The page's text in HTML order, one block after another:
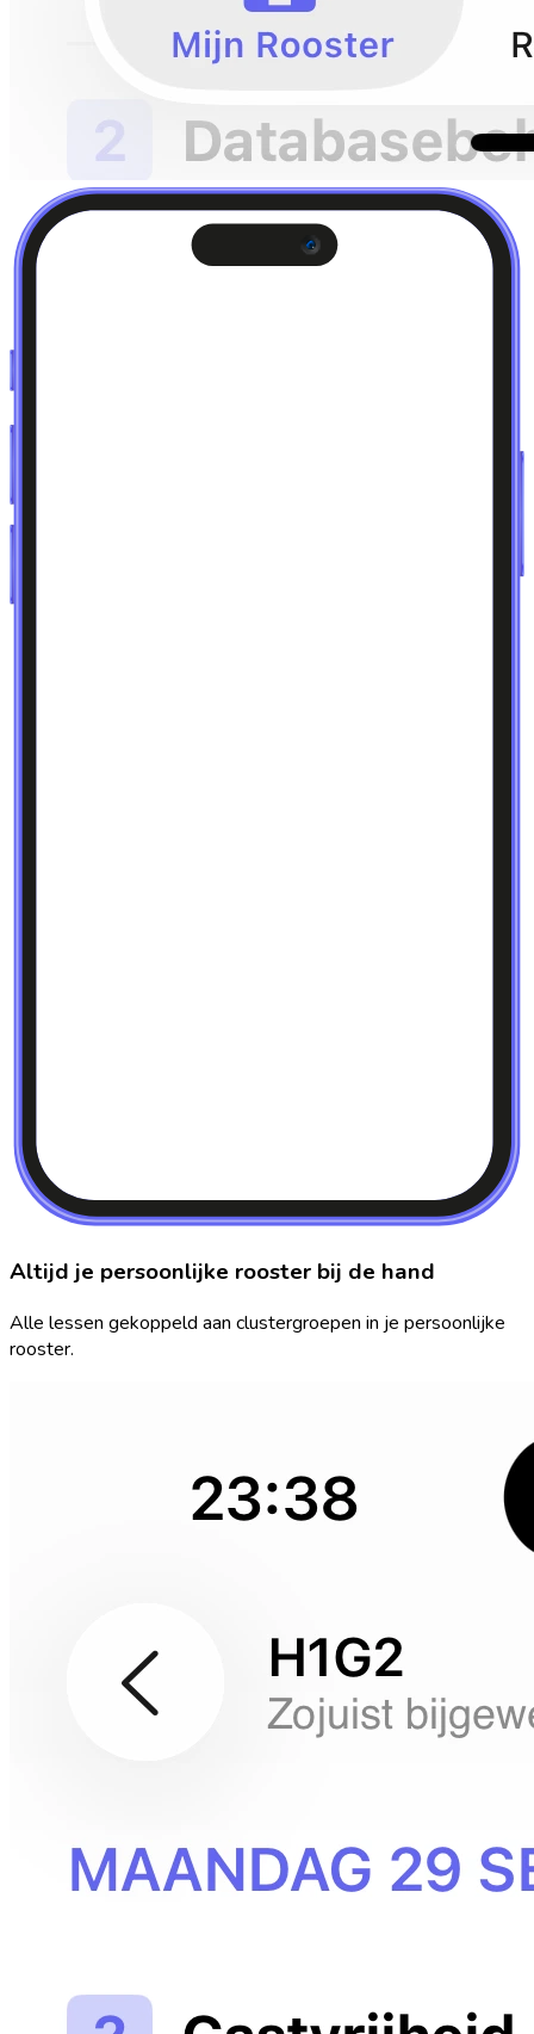
Altijd je persoonlijke rooster bij de hand
Alle lessen gekoppeld aan clustergroepen in je persoonlijke
rooster.